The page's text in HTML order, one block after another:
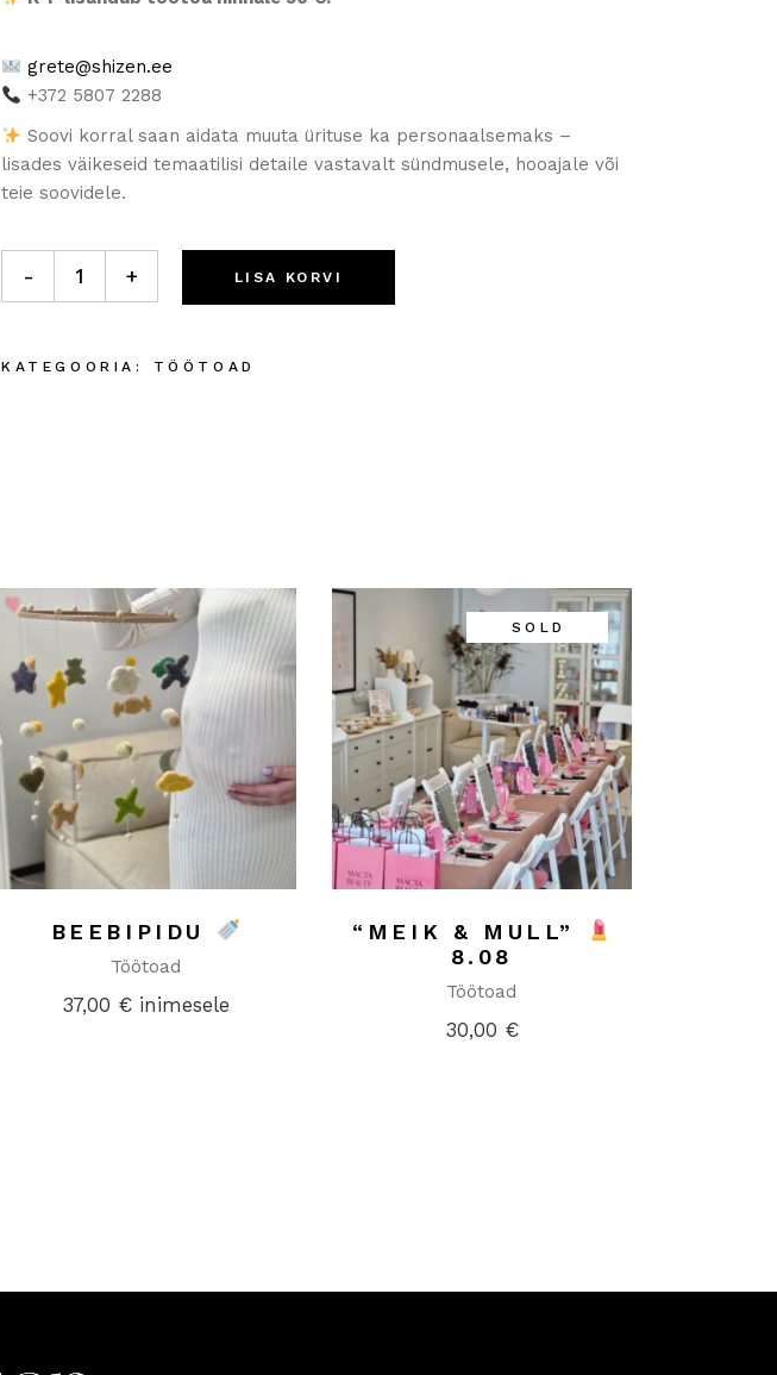
grete@shizen.ee
+372 5807 2288
Soovi korral saan aidata muuta ürituse ka personaalsemaks –
lisades väikeseid temaatilisi detaile vastavalt sündmusele, hooajale või
teie soovidele.
„Loo & Sära" quantity
- + LISA KORVI
KATEGOORIA: TÖÖTOAD
BEEBIPIDU
Töötoad
37,00 €inimesele
SOLD
“MEIK & MULL”
8.08
Töötoad
30,00 €